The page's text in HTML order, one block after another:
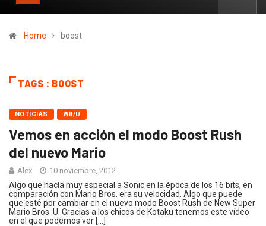
Home boost
TAGS : BOOST
NOTICIAS WII/U
Vemos en acción el modo Boost Rush
del nuevo Mario
Alex 10 noviembre, 2012
Algo que hacía muy especial a Sonic en la época de los 16 bits, en
comparación con Mario Bros. era su velocidad. Algo que puede
que esté por cambiar en el nuevo modo Boost Rush de New Super
Mario Bros. U. Gracias a los chicos de Kotaku tenemos este vídeo
en el que podemos ver […]